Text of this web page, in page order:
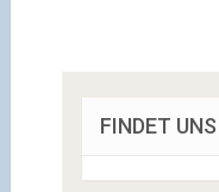
FINDET